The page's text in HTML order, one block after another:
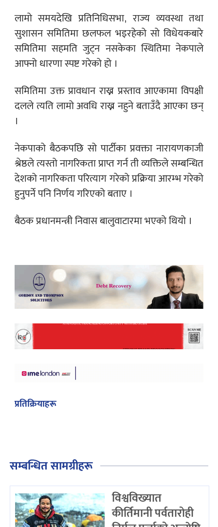
लामो समयदेखि प्रतिनिधिसभा, राज्य व्यवस्था तथा
सुशासन समितिमा छलफल भइरहेको सो विधेयकबारे
समितिमा सहमति जुट्न नसकेका स्थितिमा नेकपाले
आफ्नो धारणा स्पष्ट गरेको हो ।
समितिमा उक्त प्रावधान राख्न प्रस्ताव आएकामा विपक्षी
दलले त्यति लामो अवधि राख्न नहुने बताउँदै आएका छन्
।
नेकपाको बैठकपछि सो पार्टीका प्रवक्ता नारायणकाजी
श्रेष्ठले त्यस्तो नागरिकता प्राप्त गर्न ती व्यक्तिले सम्बन्धित
देशको नागरिकता परित्याग गरेको प्रक्रिया आरम्भ गरेको
हुनुपर्ने पनि निर्णय गरिएको बताए ।
बैठक प्रधानमन्त्री निवास बालुवाटारमा भएको थियो ।
प्रतिक्रियाहरू
सम्बन्धित सामग्रीहरू
विश्वविख्यात
कीर्तिमानी पर्वतारोही